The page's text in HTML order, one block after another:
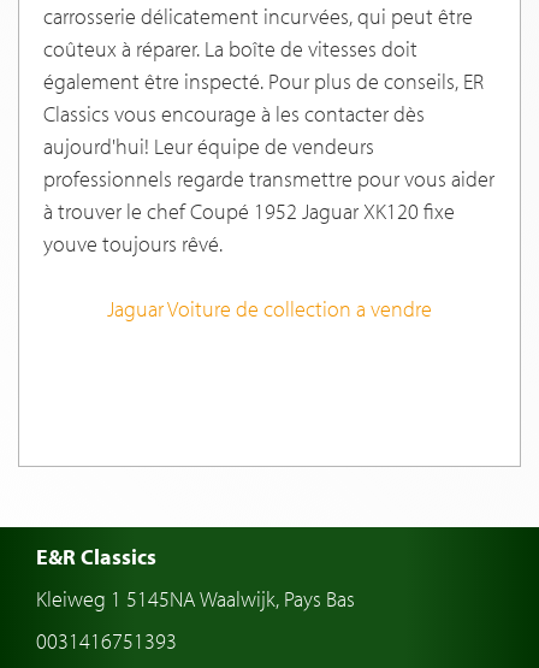
carrosserie délicatement incurvées, qui peut être
coûteux à réparer. La boîte de vitesses doit
également être inspecté. Pour plus de conseils, ER
Classics vous encourage à les contacter dès
aujourd'hui! Leur équipe de vendeurs
professionnels regarde transmettre pour vous aider
à trouver le chef Coupé 1952 Jaguar XK120 fixe
youve toujours rêvé.
Jaguar Voiture de collection a vendre
E&R Classics
Kleiweg 1 5145NA Waalwijk, Pays Bas
0031416751393